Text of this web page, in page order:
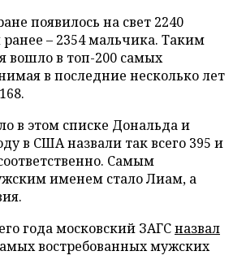
появилось на свет 2240
– 2354 мальчика. Таким
вошло в топ-200 самых
в последние несколько лет
в этом списке Дональда и
в США назвали так всего 395 и
Самым
именем стало Лиам, а
года московский ЗАГСназвал
востребованных мужских